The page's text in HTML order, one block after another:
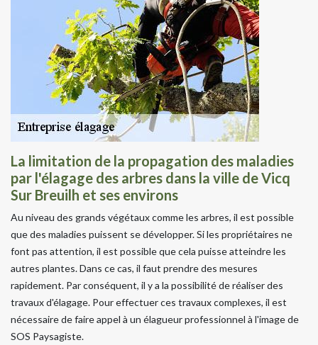
La limitation de la propagation des maladies
par l'élagage des arbres dans la ville de Vicq
Sur Breuilh et ses environs
Au niveau des grands végétaux comme les arbres, il est possible
que des maladies puissent se développer. Si les propriétaires ne
font pas attention, il est possible que cela puisse atteindre les
autres plantes. Dans ce cas, il faut prendre des mesures
rapidement. Par conséquent, il y a la possibilité de réaliser des
travaux d'élagage. Pour effectuer ces travaux complexes, il est
nécessaire de faire appel à un élagueur professionnel à l'image de
SOS Paysagiste.